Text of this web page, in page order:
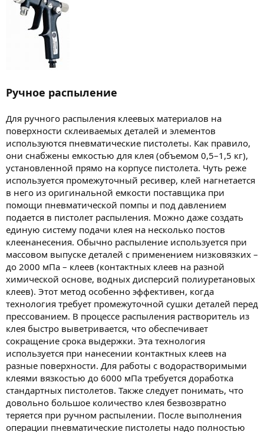
Ручное распыление
Для ручного распыления клеевых материалов на
поверхности склеиваемых деталей и элементов
используются пневматические пистолеты. Как правило,
они снабжены емкостью для клея (объемом 0,5–1,5 кг),
установленной прямо на корпусе пистолета. Чуть реже
используется промежуточный ресивер, клей нагнетается
в него из оригинальной емкости поставщика при
помощи пневматической помпы и под давлением
подается в пистолет распыления. Можно даже создать
единую систему подачи клея на несколько постов
клеенанесения. Обычно распыление используется при
массовом выпуске деталей с применением низковязких –
до 2000 мПа – клеев (контактных клеев на разной
химической основе, водных дисперсий полиуретановых
клеев). Этот метод особенно эффективен, когда
технология требует промежуточной сушки деталей перед
прессованием. В процессе распыления растворитель из
клея быстро выветривается, что обеспечивает
сокращение срока выдержки. Эта технология
используется при нанесении контактных клеев на
разные поверхности. Для работы с водорастворимыми
клеями вязкостью до 6000 мПа требуется доработка
стандартных пистолетов. Также следует понимать, что
довольно большое количество клея безвозвратно
теряется при ручном распылении. После выполнения
операции пневматические пистолеты надо полностью